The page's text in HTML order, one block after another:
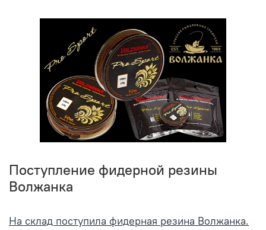
Поступление фидерной резины
Волжанка
На склад поступила фидерная резина Волжанка.